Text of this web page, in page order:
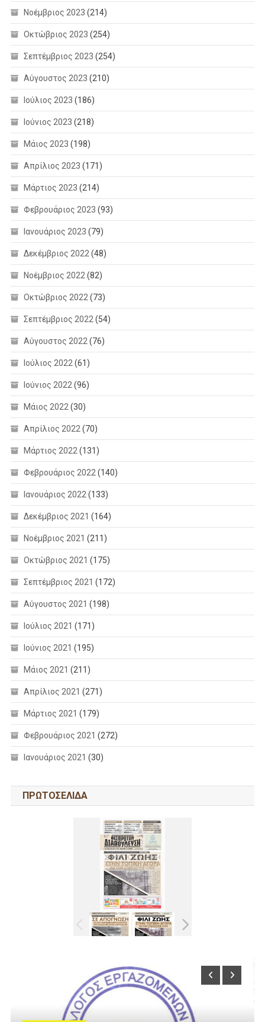
Νοέμβριος 2023 (214)
Οκτώβριος 2023 (254)
Σεπτέμβριος 2023 (254)
Αύγουστος 2023 (210)
Ιούλιος 2023 (186)
Ιούνιος 2023 (218)
Μάιος 2023 (198)
Απρίλιος 2023 (171)
Μάρτιος 2023 (214)
Φεβρουάριος 2023 (93)
Ιανουάριος 2023 (79)
Δεκέμβριος 2022 (48)
Νοέμβριος 2022 (82)
Οκτώβριος 2022 (73)
Σεπτέμβριος 2022 (54)
Αύγουστος 2022 (76)
Ιούλιος 2022 (61)
Ιούνιος 2022 (96)
Μάιος 2022 (30)
Απρίλιος 2022 (70)
Μάρτιος 2022 (131)
Φεβρουάριος 2022 (140)
Ιανουάριος 2022 (133)
Δεκέμβριος 2021 (164)
Νοέμβριος 2021 (211)
Οκτώβριος 2021 (175)
Σεπτέμβριος 2021 (172)
Αύγουστος 2021 (198)
Ιούλιος 2021 (171)
Ιούνιος 2021 (195)
Μάιος 2021 (211)
Απρίλιος 2021 (271)
Μάρτιος 2021 (179)
Φεβρουάριος 2021 (272)
Ιανουάριος 2021 (30)
ΠΡΩΤΟΣΕΛΙΔΑ